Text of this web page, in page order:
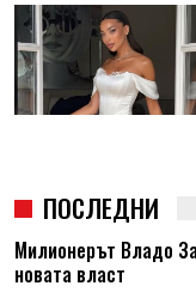
ПОСЛЕДНИ
Милионерът Владо
новата власт